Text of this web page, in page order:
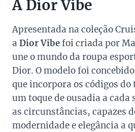
A Dior Vibe
Apresentada na coleção
a Dior Vibefoi criada por
une o mundo da roupa
Dior. O modelo foi
que incorpora os códigos
um toque de ousadia a cada
as circunstâncias, capazes
modernidade e elegância a